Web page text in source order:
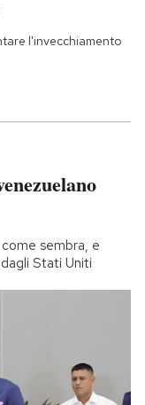
l'invecchiamento
sembra, e
Stati Uniti